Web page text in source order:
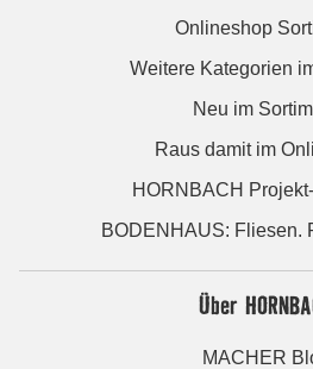
Onlineshop
Weitere Kategorien
Neu im
Raus damit im
HORNBACH
BODENHAUS: Fliesen.
Über
MACHER